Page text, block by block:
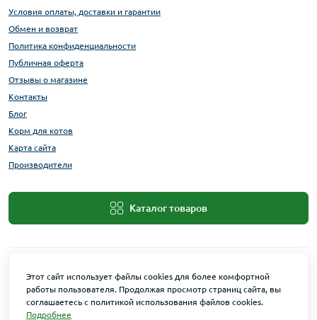
Условия оплаты, доставки и гарантии
Обмен и возврат
Политика конфиденциальности
Публичная оферта
Отзывы о магазине
Контакты
Блог
Корм для котов
Карта сайта
Производители
Каталог товаров
Этот сайт использует файлы cookies для более комфортной
работы пользователя. Продолжая просмотр страниц сайта, вы
соглашаетесь с политикой использования файлов cookies.
Подробнее